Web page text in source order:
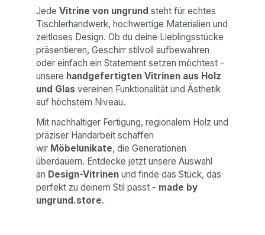
Jede Vitrine von ungrund steht für echtes
Tischlerhandwerk, hochwertige Materialien und
zeitloses Design. Ob du deine Lieblingsstücke
präsentieren, Geschirr stilvoll aufbewahren
oder einfach ein Statement setzen möchtest -
unsere handgefertigten Vitrinen aus Holz
und Glas vereinen Funktionalität und Ästhetik
auf höchstem Niveau.
Mit nachhaltiger Fertigung, regionalem Holz und
präziser Handarbeit schaffen
wir Möbelunikate, die Generationen
überdauern. Entdecke jetzt unsere Auswahl
an Design-Vitrinen und finde das Stück, das
perfekt zu deinem Stil passt - made by
ungrund.store.